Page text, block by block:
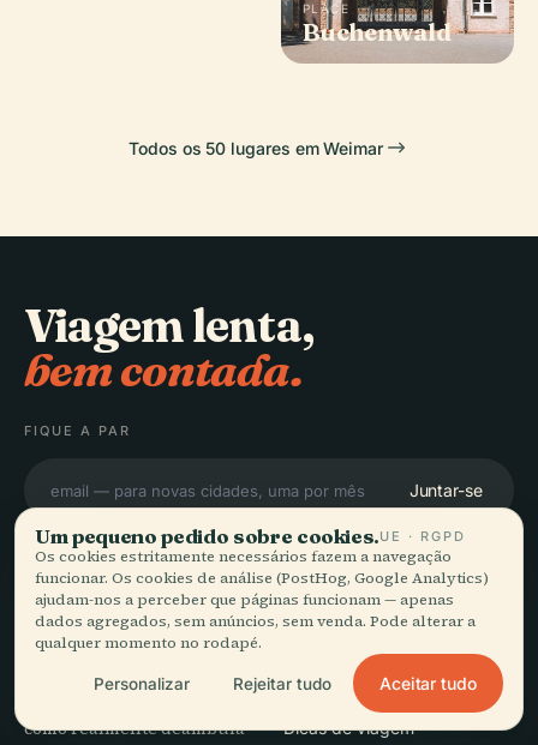
PLACE
Buchenwald
Todos os 50 lugares em Weimar
Viagem lenta,
bem contada.
FIQUE A PAR
Juntar-se
Audiala
como realmente deambula
Destinos
Dicas de viagem
Um pequeno pedido sobre cookies.UE · RGPD
Os cookies estritamente necessários fazem a navegação
funcionar. Os cookies de análise (PostHog, Google Analytics)
ajudam-nos a perceber que páginas funcionam — apenas
dados agregados, sem anúncios, sem venda. Pode alterar a
qualquer momento no rodapé.
Personalizar Rejeitar tudo Aceitar tudo